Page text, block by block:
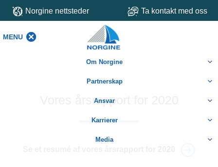
Norgine nettsteder Ta kontakt med oss
MENU
Om Norgine
Partnerskap
Ansvar
Karrierer
Media
Vores årsrapport for 2020